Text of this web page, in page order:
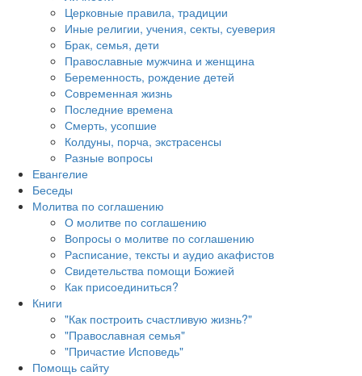
Церковные правила, традиции
Иные религии, учения, секты, суеверия
Брак, семья, дети
Православные мужчина и женщина
Беременность, рождение детей
Современная жизнь
Последние времена
Смерть, усопшие
Колдуны, порча, экстрасенсы
Разные вопросы
Евангелие
Беседы
Молитва по соглашению
О молитве по соглашению
Вопросы о молитве по соглашению
Расписание, тексты и аудио акафистов
Свидетельства помощи Божией
Как присоединиться?
Книги
"Как построить счастливую жизнь?"
"Православная семья"
"Причастие Исповедь"
Помощь сайту